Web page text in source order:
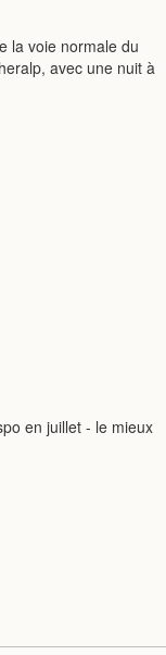
la voie normale du
avec une nuit à
en juillet - le mieux